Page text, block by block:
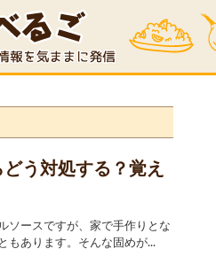
う対処する？覚え
ソースですが、家で手作りとな
もあります。そんな固めが...